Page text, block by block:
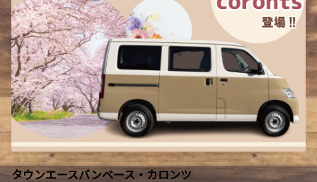
タウンエースバンベース・カロンツ